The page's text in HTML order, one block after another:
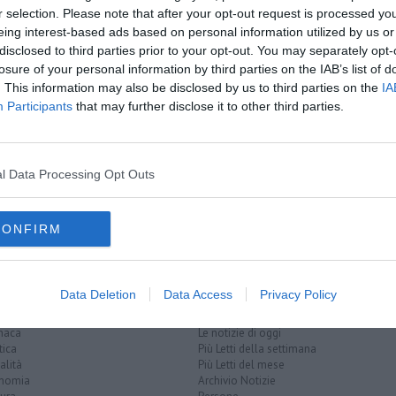
selection. Please note that after your opt-out request is processed
interest-based ads based on personal information utilized by us
to third parties prior to your opt-out. You may separately
of your personal information by third parties on the IAB’s list of
This information may also be disclosed by us to third parties on the
Participants that may further disclose it to other third parties.
Data Processing Opt Outs
Data Deletion Data Access Privacy Policy
iscriviti allaNewsletter QUInews - ToscanaMedia.
nella tua casella di posta.
2025
termine
Pisana
Le notizie di oggi
Più Letti della settimana
Più Letti del mese
Archivio Notizie